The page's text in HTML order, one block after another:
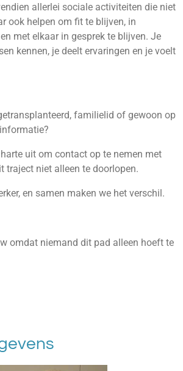
allerlei sociale activiteiten die niet
ook helpen om fit te blijven, in
met elkaar in gesprek te blijven. Je
kennen, je deelt ervaringen en je voelt
familielid of gewoon op
uit om contact op te nemen met
traject niet alleen te doorlopen.
en samen maken we het verschil.
omdat niemand dit pad alleen hoeft te